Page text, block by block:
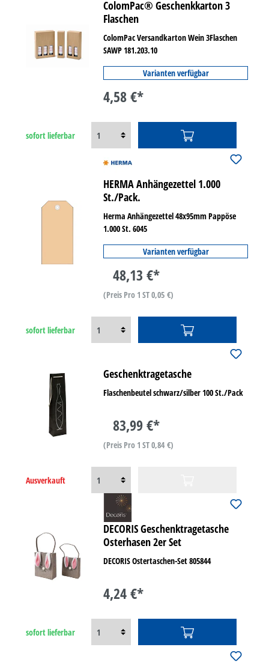
ColomPac® Geschenkkarton 3
Flaschen
ColomPac Versandkarton Wein 3Flaschen
SAWP 181.203.10
Varianten verfügbar
4,58 €*
sofort lieferbar
HERMA Anhängezettel 1.000
St./Pack.
Herma Anhängezettel 48x95mm Pappöse
1.000 St. 6045
Varianten verfügbar
48,13 €*
(Preis Pro 1 ST 0,05 €)
sofort lieferbar
Geschenktragetasche
Flaschenbeutel schwarz/silber 100 St./Pack
83,99 €*
(Preis Pro 1 ST 0,84 €)
Ausverkauft
DECORIS Geschenktragetasche
Osterhasen 2er Set
DECORIS Ostertaschen-Set 805844
4,24 €*
sofort lieferbar